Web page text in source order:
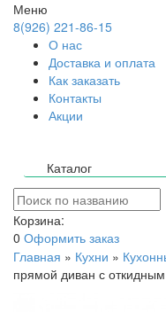
Меню
8(926) 221-86-15
О нас
Доставка и оплата
Как заказать
Контакты
Акции
Каталог
Корзина:
0 Оформить заказ
Главная » Кухни »
прямой диван с